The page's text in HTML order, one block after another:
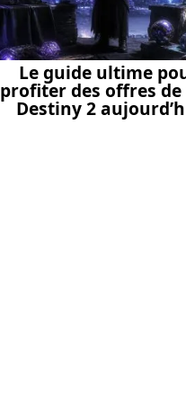
Le guide ultime
profiter des offres
Destiny 2